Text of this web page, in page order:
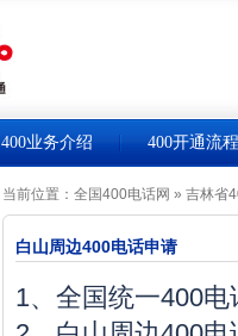
400业务介绍 400开通流程
当前位置： 全国400电话网 » 吉林省
白山周边400电话申请
1、全国统一400